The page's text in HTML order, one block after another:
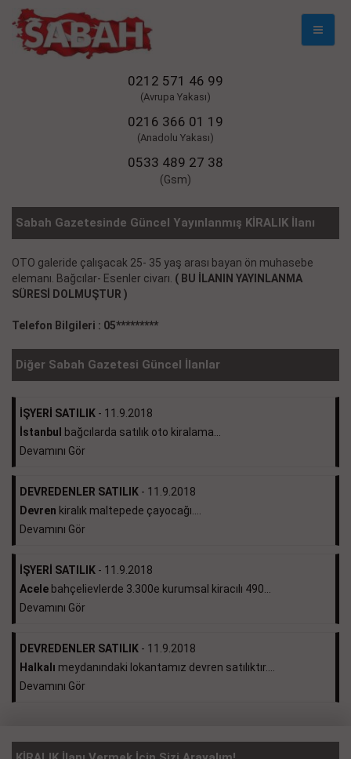
Mobil
0212 571 46 99
(Avrupa Yakası)
0216 366 01 19
(Anadolu Yakası)
0533 489 27 38
(Gsm)
Sabah Gazetesinde Güncel Yayınlanmış KİRALIK İlanı
OTO galeride çalışacak 25- 35 yaş arası bayan ön muhasebe
elemanı. Bağcılar- Esenler civarı. ( BU İLANIN YAYINLANMA
SÜRESİ DOLMUŞTUR )
Telefon Bilgileri : 05*********
Diğer Sabah Gazetesi Güncel İlanlar
İŞYERİ SATILIK - 11.9.2018
İstanbul
bağcılarda satılık oto kiralama...
Devamını Gör
DEVREDENLER SATILIK - 11.9.2018
Devren kiralık maltepede çayocağı....
Devamını Gör
İŞYERİ SATILIK - 11.9.2018
Acele bahçelievlerde 3.300e kurumsal kiracılı 490...
Devamını Gör
DEVREDENLER SATILIK - 11.9.2018
Halkalı meydanındaki lokantamız devren satılıktır....
Devamını Gör